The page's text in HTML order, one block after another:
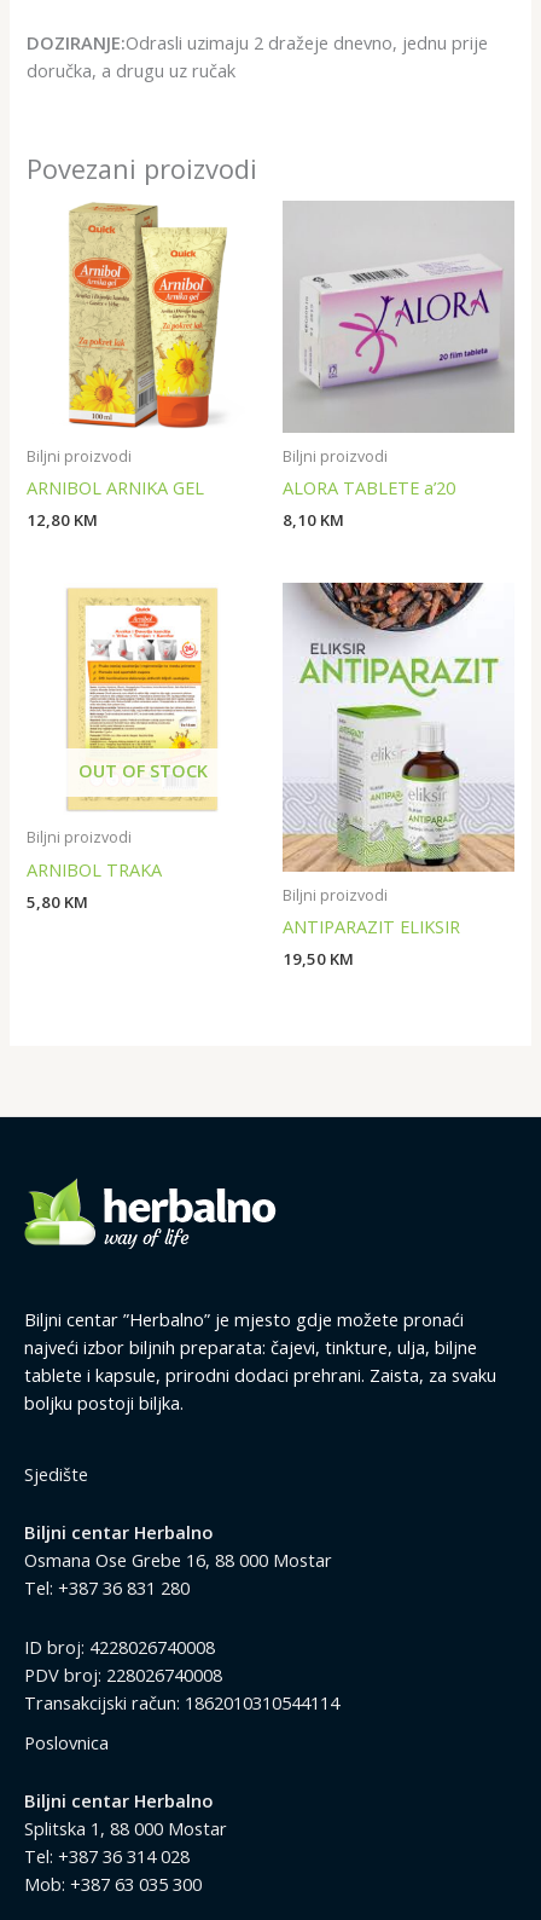
DOZIRANJE:Odrasli uzimaju 2 dražeje dnevno, jednu prije
doručka, a drugu uz ručak
Povezani proizvodi
Biljni proizvodi
ARNIBOL ARNIKA GEL
12,80 KM
Biljni proizvodi
ALORA TABLETE a’20
8,10 KM
OUT OF STOCK
Biljni proizvodi
ARNIBOL TRAKA
5,80 KM Biljni proizvodi
ANTIPARAZIT ELIKSIR
19,50 KM
Biljni centar ”Herbalno” je mjesto gdje možete pronaći
najveći izbor biljnih preparata: čajevi, tinkture, ulja, biljne
tablete i kapsule, prirodni dodaci prehrani. Zaista, za svaku
boljku postoji biljka.
Sjedište
Biljni centar Herbalno
Osmana Ose Grebe 16, 88 000 Mostar
Tel: +387 36 831 280
ID broj: 4228026740008
PDV broj: 228026740008
Transakcijski račun: 1862010310544114
Poslovnica
Biljni centar Herbalno
Splitska 1, 88 000 Mostar
Tel: +387 36 314 028
Mob: +387 63 035 300